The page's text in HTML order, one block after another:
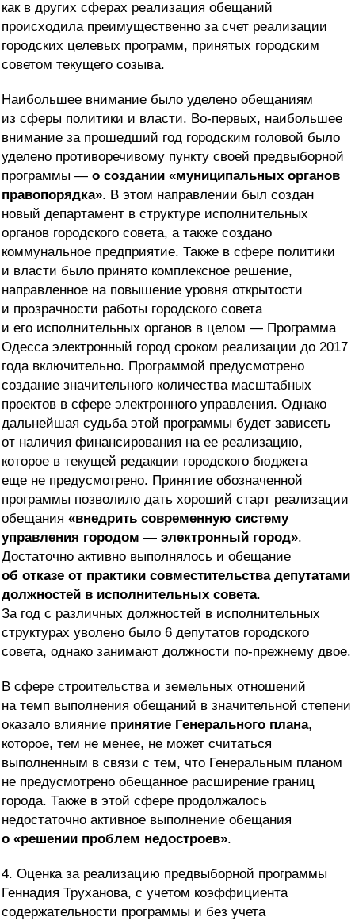
как в других сферах реализация обещаний
происходила преимущественно за счет реализации
городских целевых программ, принятых городским
советом текущего созыва.
Наибольшее внимание было уделено обещаниям
из сферы политики и власти. Во-первых, наибольшее
внимание за прошедший год городским головой было
уделено противоречивому пункту своей предвыборной
программы — о создании «муниципальных органов
правопорядка». В этом направлении был создан
новый департамент в структуре исполнительных
органов городского совета, а также создано
коммунальное предприятие. Также в сфере политики
и власти было принято комплексное решение,
направленное на повышение уровня открытости
и прозрачности работы городского совета
и его исполнительных органов в целом — Программа
Одесса электронный город сроком реализации до 2017
года включительно. Программой предусмотрено
создание значительного количества масштабных
проектов в сфере электронного управления. Однако
дальнейшая судьба этой программы будет зависеть
от наличия финансирования на ее реализацию,
которое в текущей редакции городского бюджета
еще не предусмотрено. Принятие обозначенной
программы позволило дать хороший старт реализации
обещания «внедрить современную систему
управления городом — электронный город».
Достаточно активно выполнялось и обещание
об отказе от практики совместительства депутатами
должностей в исполнительных совета.
За год с различных должностей в исполнительных
структурах уволено было 6 депутатов городского
совета, однако занимают должности по-прежнему двое.
В сфере строительства и земельных отношений
на темп выполнения обещаний в значительной степени
оказало влияние принятие Генерального плана,
которое, тем не менее, не может считаться
выполненным в связи с тем, что Генеральным планом
не предусмотрено обещанное расширение границ
города. Также в этой сфере продолжалось
недостаточно активное выполнение обещания
о «решении проблем недостроев».
4. Оценка за реализацию предвыборной программы
Геннадия Труханова, с учетом коэффициента
содержательности программы и без учета